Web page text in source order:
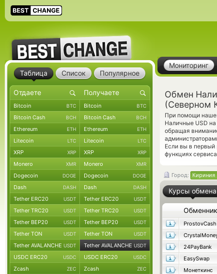
Мониторинг
Обмен
(Северном
При помощи
Наличные USD
обращая
Если вы в первый
функциях
Город: Кириния
Курсы обмена
Обменник
ProstovCash
24PayBank
EasySwap
Монеткинс
Таблица Список Популярное
Bitcoin BTC Bitcoin BTC
Bitcoin Cash BCH Bitcoin Cash BCH
Ethereum ETH Ethereum ETH
Litecoin LTC Litecoin LTC
XRP XRP XRP XRP
Monero XMR Monero XMR
Dogecoin DOGE Dogecoin DOGE
Dash DASH Dash DASH
Tether ERC20 USDT Tether ERC20 USDT
Tether TRC20 USDT Tether TRC20 USDT
Tether BEP20 USDT Tether BEP20 USDT
Tether TON USDT Tether TON USDT
Tether AVALANCHE USDT Tether AVALANCHE USDT
USDC ERC20 USDC USDC ERC20 USDC
Zcash ZEC Zcash ZEC